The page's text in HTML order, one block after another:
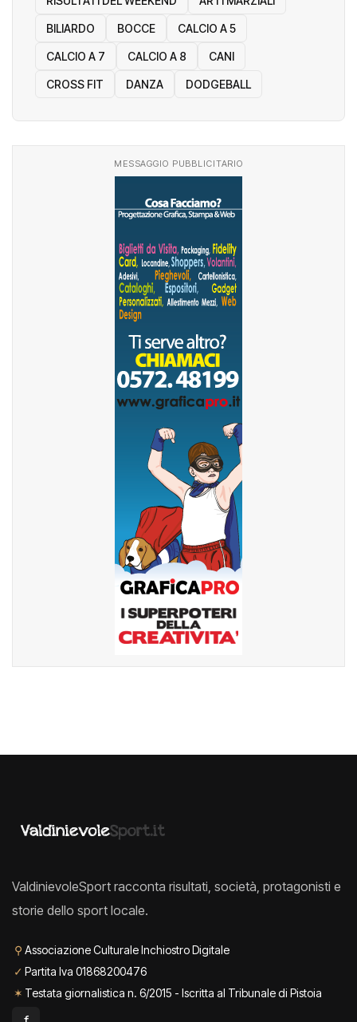
BILIARDO BOCCE CALCIO A 5
CALCIO A 7 CALCIO A 8 CANI
CROSS FIT DANZA DODGEBALL
MESSAGGIO PUBBLICITARIO
ValdinievoleSport racconta risultati, società, protagonisti e
storie dello sport locale.
⚲ Associazione Culturale Inchiostro Digitale
✓ Partita Iva 01868200476
✶ Testata giornalistica n. 6/2015 - Iscritta al Tribunale di Pistoia